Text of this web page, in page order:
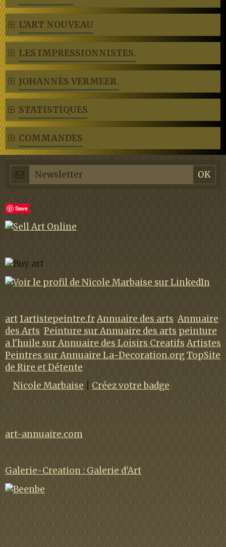
L'ART NOUVEAU
LES IMPRESSIONNISTES.
JOHANNÈS VERMEER.
STATISTIQUES
COMMANDES
Save
art1artistepeintre.frAnnuaire des arts Annuaire
des Arts Peinture sur Annuaire des arts peinture
a l'huile sur Annuaire des Loisirs Creatifs Artistes
Peintres sur Annuaire La-Decoration.orgTopSite
de Rire et Détente
Nicole Marbaise
Créez votre badge
art-annuaire.com
Galerie-Creation : Galerie d'Art